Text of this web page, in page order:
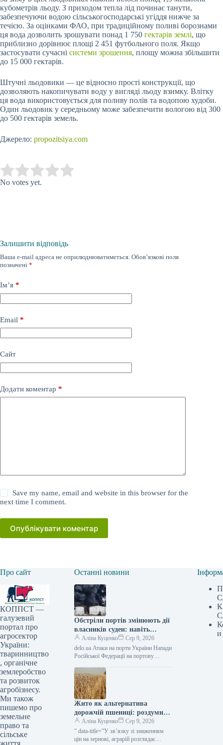
кубометрів льоду. З приходом тепла лід починає танути,
забезпечуючи водою сільськогосподарські угіддя нижче за
течією. За оцінками ФАО, при традиційному поливі борознами
ця вода дозволить зрошувати понад 1 750 гектарів землі, що
приблизно дорівнює площі 2 451 футбольного поля. Якщо
застосувати сучасні системи зрошення, площу можна збільшити
до 15 000 гектарів.
Штучні льодовики — це відносно прості конструкції, що
дозволяють накопичувати воду у вигляді льоду взимку. Влітку
ця вода використовується для поливу полів та водопою худоби.
Один льодовик у середньому може забезпечити вологою від 300
до 500 гектарів земель.
Джерело: propozitsiya.com
Rate this item:
No votes yet.
Залишити відповідь
Ваша e-mail адреса не оприлюднюватиметься. Обов’язкові поля
позначені *
Ім’я *
Email *
Сайт
Додати коментар *
Save my name, email and website in this browser for the
next time I comment.
Опублікувати коментар
Про сайт
КОППСТ —
галузевий
портал про
агросектор
України:
тваринництво
, органічне
землеробство
та розвиток
агробізнесу.
Ми також
пишемо про
земельне
право та
сільське
Останні новини
Обстріли портів змінюють дії
власників суден: навіть
подвійна плата за перевезення
не змушує кораблі
повертатися в Україну —
Аліна Куценко
Сер 9, 2026
delo.ua Атаки на порти України Напади
Російської Федерації на портову
небезпеки не тільки для вивезення
сільськогосподарської продукції,
Жито як альтернатива
дорожчій пшениці: роздуми
фермера — КУРКУЛЬ
Аліна Куценко
Сер 9, 2026
” data-title=”У зв’язку зі зниженням
цін на зернові, аграрій розглядає
и